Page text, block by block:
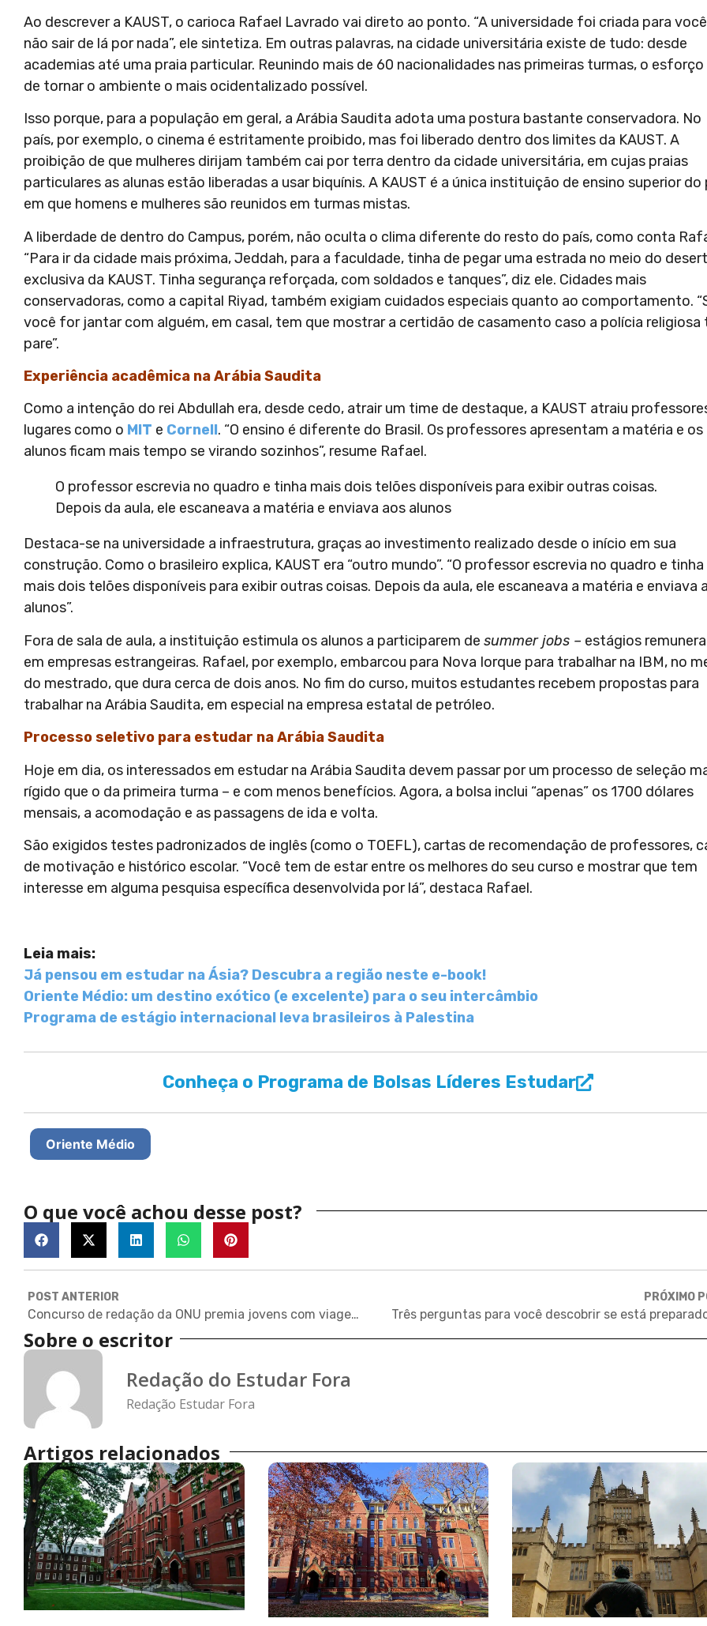
Ao descrever a KAUST, o carioca Rafael Lavrado vai direto ao ponto. “A universidade foi criada para você
não sair de lá por nada”, ele sintetiza. Em outras palavras, na cidade universitária existe de tudo: desde
academias até uma praia particular. Reunindo mais de 60 nacionalidades nas primeiras turmas, o esforço
de tornar o ambiente o mais ocidentalizado possível.
Isso porque, para a população em geral, a Arábia Saudita adota uma postura bastante conservadora. No
país, por exemplo, o cinema é estritamente proibido, mas foi liberado dentro dos limites da KAUST. A
proibição de que mulheres dirijam também cai por terra dentro da cidade universitária, em cujas praias
particulares as alunas estão liberadas a usar biquínis. A KAUST é a única instituição de ensino superior do
em que homens e mulheres são reunidos em turmas mistas.
A liberdade de dentro do Campus, porém, não oculta o clima diferente do resto do país, como conta
“Para ir da cidade mais próxima, Jeddah, para a faculdade, tinha de pegar uma estrada no meio do
exclusiva da KAUST. Tinha segurança reforçada, com soldados e tanques”, diz ele. Cidades mais
conservadoras, como a capital Riyad, também exigiam cuidados especiais quanto ao comportamento.
você for jantar com alguém, em casal, tem que mostrar a certidão de casamento caso a polícia religiosa
pare”.
Experiência acadêmica na Arábia Saudita
Como a intenção do rei Abdullah era, desde cedo, atrair um time de destaque, a KAUST atraiu
lugares como o MIT e Cornell. “O ensino é diferente do Brasil. Os professores apresentam a matéria e os
alunos ficam mais tempo se virando sozinhos”, resume Rafael.
O professor escrevia no quadro e tinha mais dois telões disponíveis para exibir outras coisas.
Depois da aula, ele escaneava a matéria e enviava aos alunos
Destaca-se na universidade a infraestrutura, graças ao investimento realizado desde o início em sua
construção. Como o brasileiro explica, KAUST era “outro mundo”. “O professor escrevia no quadro e tinha
mais dois telões disponíveis para exibir outras coisas. Depois da aula, ele escaneava a matéria e enviava
alunos”.
Fora de sala de aula, a instituição estimula os alunos a participarem de summer jobs – estágios
em empresas estrangeiras. Rafael, por exemplo, embarcou para Nova Iorque para trabalhar na IBM, no
do mestrado, que dura cerca de dois anos. No fim do curso, muitos estudantes recebem propostas para
trabalhar na Arábia Saudita, em especial na empresa estatal de petróleo.
Processo seletivo para estudar na Arábia Saudita
Hoje em dia, os interessados em estudar na Arábia Saudita devem passar por um processo de seleção
rígido que o da primeira turma – e com menos benefícios. Agora, a bolsa inclui “apenas” os 1700 dólares
mensais, a acomodação e as passagens de ida e volta.
São exigidos testes padronizados de inglês (como o TOEFL), cartas de recomendação de professores,
de motivação e histórico escolar. “Você tem de estar entre os melhores do seu curso e mostrar que tem
interesse em alguma pesquisa específica desenvolvida por lá”, destaca Rafael.
Leia mais:
Já pensou em estudar na Ásia? Descubra a região neste e-book!
Oriente Médio: um destino exótico (e excelente) para o seu intercâmbio
Programa de estágio internacional leva brasileiros à Palestina
Conheça o Programa de Bolsas Líderes Estudar
Oriente Médio
O que você achou desse post?
POST ANTERIOR
Concurso de redação da ONU premia jovens com viagem a Nova York
PRÓXIMO
Sobre o escritor
Redação do Estudar Fora
Redação Estudar Fora
Artigos relacionados